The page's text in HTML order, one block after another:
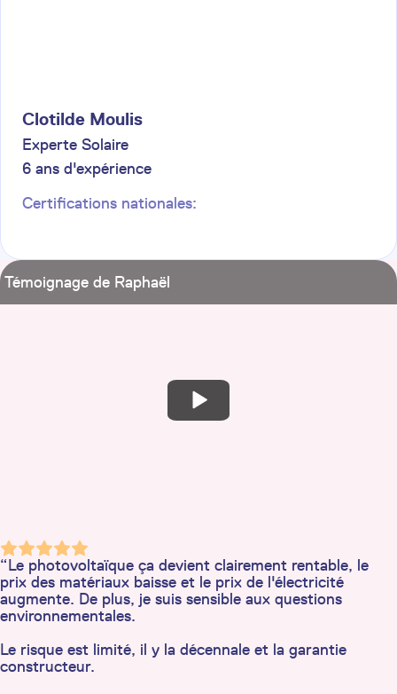
Clotilde Moulis
Experte Solaire
6 ans d'expérience
Certifications nationales:
Témoignage de Raphaël
“Le photovoltaïque ça devient clairement rentable, le
prix des matériaux baisse et le prix de l'électricité
augmente. De plus, je suis sensible aux questions
environnementales.
Le risque est limité, il y la décennale et la garantie
constructeur.